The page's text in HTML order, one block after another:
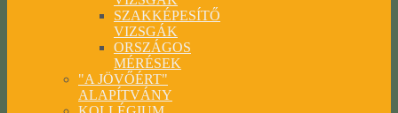
SZAKKÉPESÍTŐ
VIZSGÁK
ORSZÁGOS
MÉRÉSEK
"A JÖVŐÉRT"
ALAPÍTVÁNY